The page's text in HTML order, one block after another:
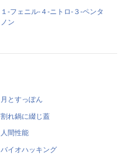
１‐フェニル‐４‐ニトロ‐３‐ペンタ
ノン
月とすっぽん
割れ鍋に綴じ蓋
人間性能
バイオハッキング